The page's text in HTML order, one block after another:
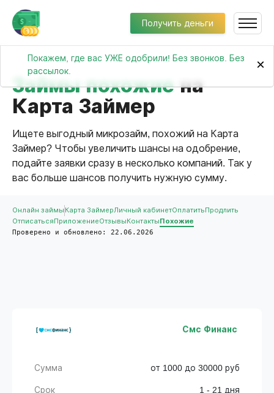
Покажем, где вас УЖЕ одобрили! Без звонков. Без
рассылок.
×
Получить деньги
Займы похожиена
Карта Займер
Ищете выгодный микрозайм, похожий на Карта
Займер? Чтобы увеличить шансы на одобрение,
подайте заявки сразу в несколько компаний. Так у
вас больше шансов получить нужную сумму.
Онлайн займы Карта ЗаймерЛичный кабинетОплатитьПродлить
ОтписатьсяПриложениеОтзывыКонтактыПохожие
Проверено и обновлено: 22.06.2026
Смс Финанс
Сумма от 1000 до 30000 руб
Срок 1 - 21 дня